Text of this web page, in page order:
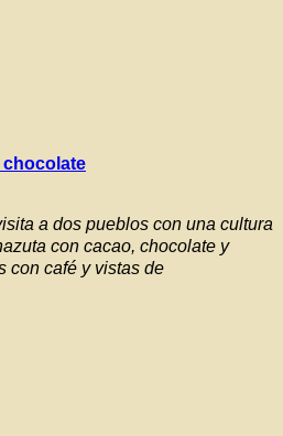
chocolate
a dos pueblos con una cultura
con cacao, chocolate y
con café y vistas de